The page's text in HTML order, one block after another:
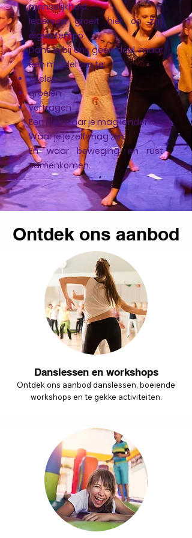
menselijkheid.
Iedereen groeit hier op zijn
eigen tempo.
Dans is bij ons geen doel, maar
een middel om te:
voelen
groeien
vertragen
Een plek waar je mag landen.
Waar je jezelf mag zijn.
En waar beweging en rust
samenkomen.
Ontdek ons aanbod
Danslessen en workshops
Ontdek ons aanbod danslessen, boeiende
workshops en te gekke activiteiten.